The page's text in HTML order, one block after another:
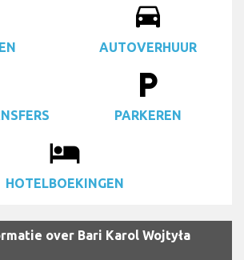
drive_eta
AUTOVERHUUR
local_parking
PARKEREN
local_hotel
HOTELBOEKINGEN
over Bari Karol Wojtyła